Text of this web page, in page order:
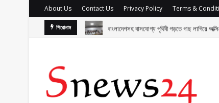
About Us Contact Us Privacy Policy Terms &
শিরোনাম বাংলাদেশসহ বাসযোগ্য পৃথিবী গড়তে গাছ লাগিয়ে